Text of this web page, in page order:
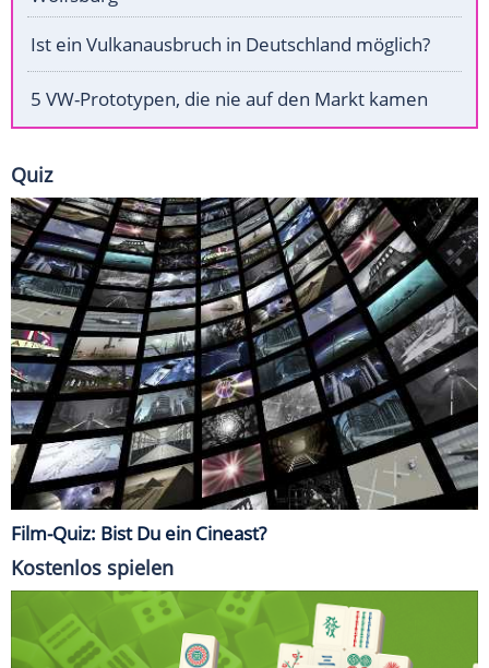
Ist ein Vulkanausbruch in Deutschland möglich?
5 VW-Prototypen, die nie auf den Markt kamen
Quiz
Film-Quiz: Bist Du ein Cineast?
Kostenlos spielen